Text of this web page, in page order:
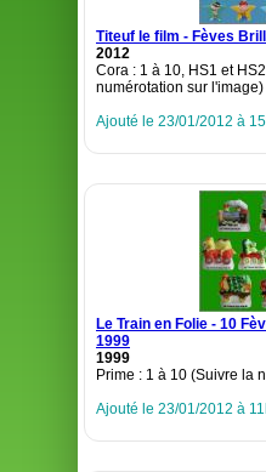
Titeuf le film - Fèves
2012
Cora : 1 à 10, HS1 et
numérotation sur l'image)
Ajouté le 23/01/2012 à
Le Train en Folie - 10
1999
1999
Prime : 1 à 10 (Suivre la
Ajouté le 23/01/2012 à